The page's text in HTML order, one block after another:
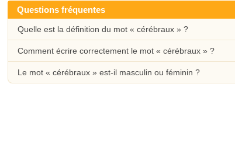
Questions fréquentes
Quelle est la définition du mot « cérébraux » ?
Comment écrire correctement le mot « cérébraux » ?
Le mot « cérébraux » est-il masculin ou féminin ?